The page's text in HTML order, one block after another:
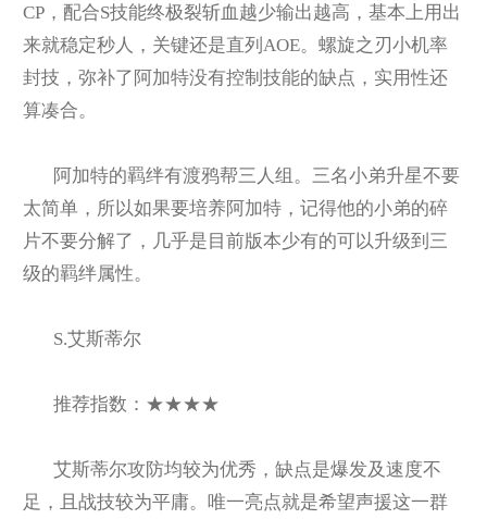
CP，配合S技能终极裂斩血越少输出越高，基本上用出
来就稳定秒人，关键还是直列AOE。螺旋之刃小机率
封技，弥补了阿加特没有控制技能的缺点，实用性还
算凑合。
阿加特的羁绊有渡鸦帮三人组。三名小弟升星不要
太简单，所以如果要培养阿加特，记得他的小弟的碎
片不要分解了，几乎是目前版本少有的可以升级到三
级的羁绊属性。
S.艾斯蒂尔
推荐指数：★★★★
艾斯蒂尔攻防均较为优秀，缺点是爆发及速度不
足，且战技较为平庸。唯一亮点就是希望声援这一群